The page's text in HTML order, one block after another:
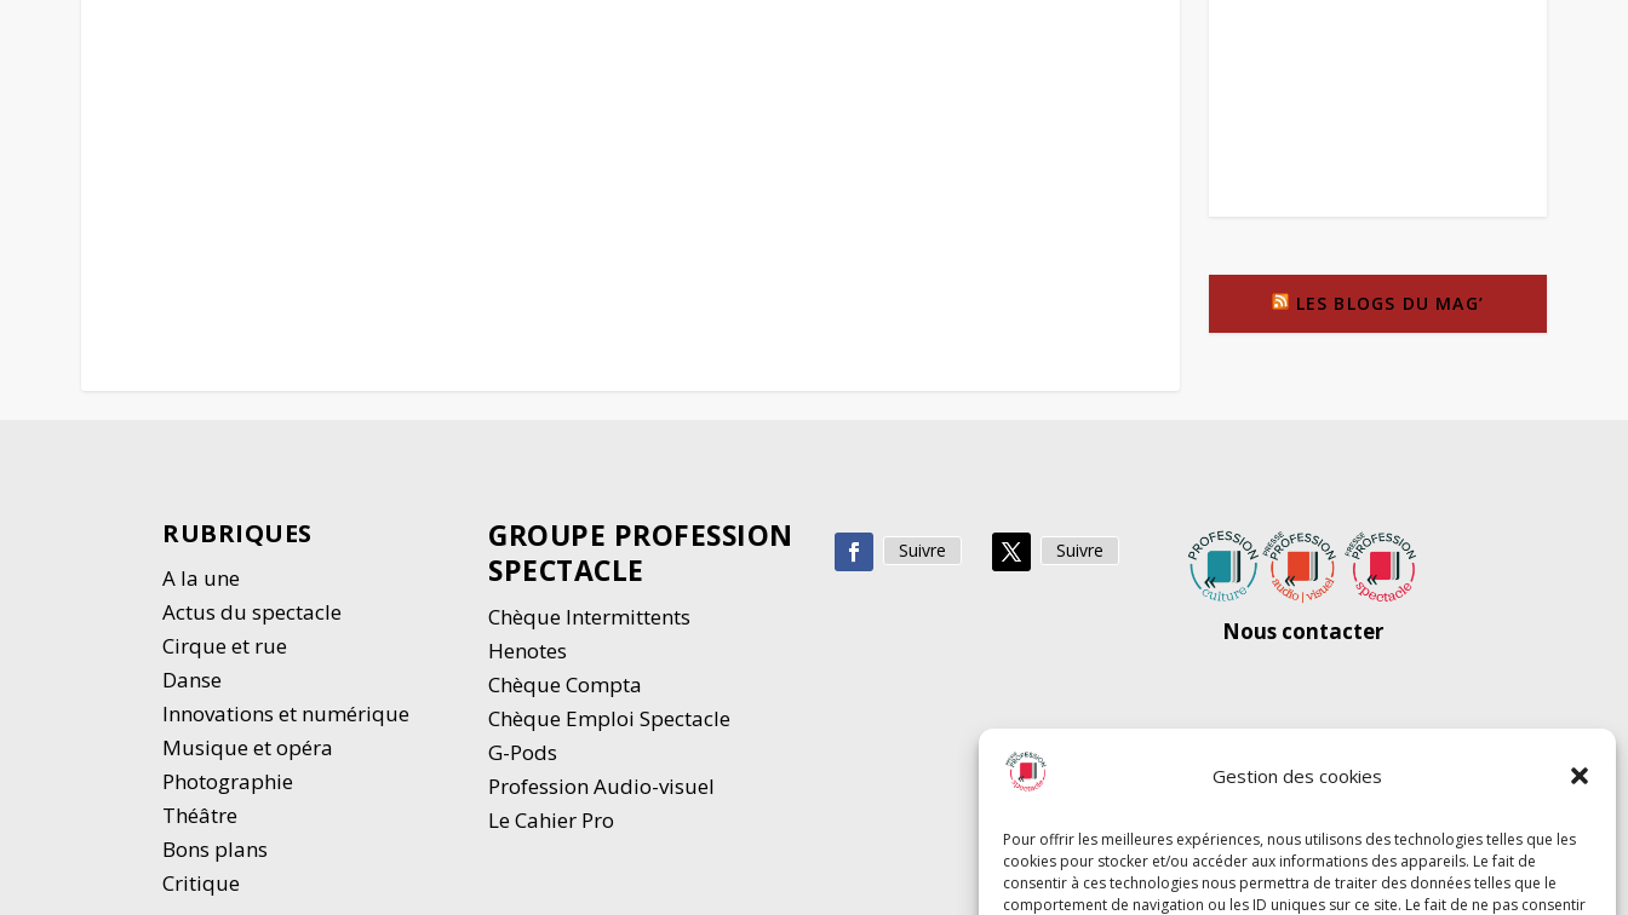
Gestion des cookies
Pour offrir les meilleures expériences, nous utilisons des technologies telles que les
cookies pour stocker et/ou accéder aux informations des appareils. Le fait de
consentir à ces technologies nous permettra de traiter des données telles que le
comportement de navigation ou les ID uniques sur ce site. Le fait de ne pas consentir
LES BLOGS DU MAG’
RUBRIQUES
A la une
Actus du spectacle
Cirque et rue
Danse
Innovations et numérique
Musique et opéra
Photographie
Théâtre
Bons plans
Critique
GROUPE PROFESSION
SPECTACLE
Chèque Intermittents
Henotes
Chèque Compta
Chèque Emploi Spectacle
G-Pods
Profession Audio-visuel
Le Cahier Pro
Suivre Suivre
Nous contacter